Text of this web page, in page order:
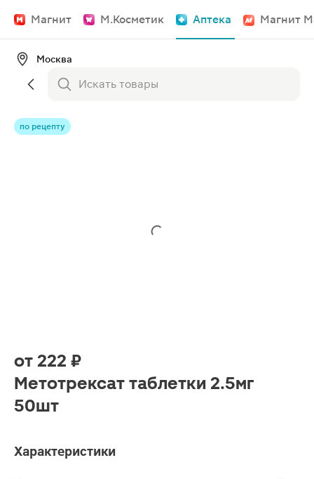
Магнит М.Косметик Аптека Магнит
Москва
по рецепту
от 222 ₽
Метотрексат таблетки 2.5мг
50шт
Характеристики